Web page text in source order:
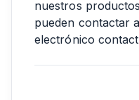
nuestros
pueden contactar
electrónico